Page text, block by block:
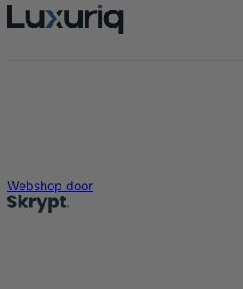
Webshop door